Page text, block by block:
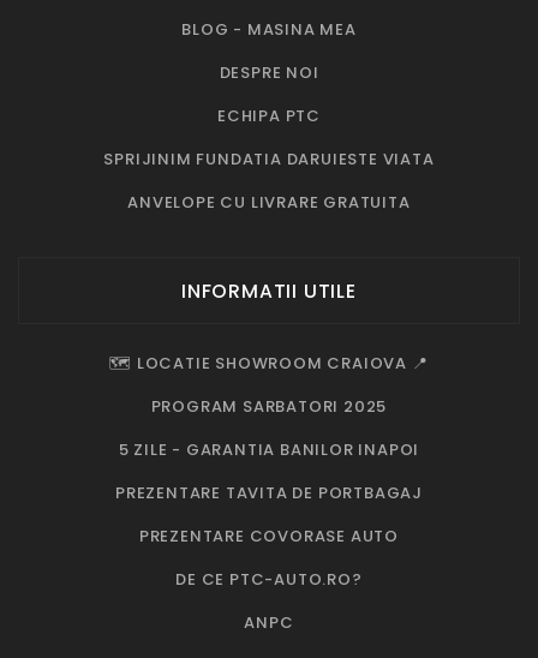
BLOG - MASINA MEA
DESPRE NOI
ECHIPA PTC
SPRIJINIM FUNDATIA DARUIESTE VIATA
ANVELOPE CU LIVRARE GRATUITA
INFORMATII UTILE
🗺️ LOCATIE SHOWROOM CRAIOVA 📍
PROGRAM SARBATORI 2025
5 ZILE - GARANTIA BANILOR INAPOI
PREZENTARE TAVITA DE PORTBAGAJ
PREZENTARE COVORASE AUTO
DE CE PTC-AUTO.RO?
ANPC